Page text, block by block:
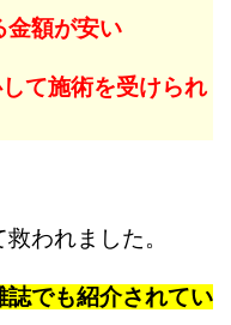
金額が安い
て施術を受けられ
われました。
でも紹介されてい